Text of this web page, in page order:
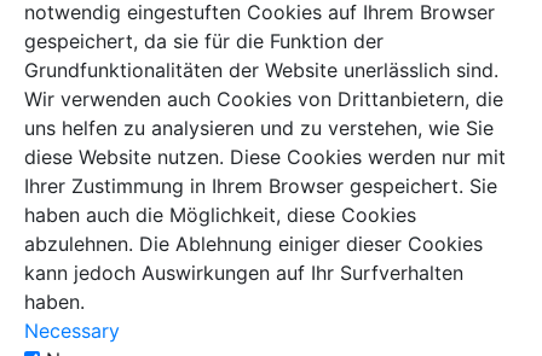
notwendig eingestuften Cookies auf Ihrem Browser
gespeichert, da sie für die Funktion der
Grundfunktionalitäten der Website unerlässlich sind.
Wir verwenden auch Cookies von Drittanbietern, die
uns helfen zu analysieren und zu verstehen, wie Sie
diese Website nutzen. Diese Cookies werden nur mit
Ihrer Zustimmung in Ihrem Browser gespeichert. Sie
haben auch die Möglichkeit, diese Cookies
abzulehnen. Die Ablehnung einiger dieser Cookies
kann jedoch Auswirkungen auf Ihr Surfverhalten
haben.
Necessary